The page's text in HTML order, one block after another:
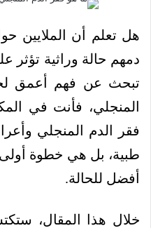
هل تعلم أن الملايين
دمهم حالة وراثية تؤثر
تبحث عن فهم أعمق
المنجلي، فأنت في
فقر الدم المنجلي
طبية، بل هي خطوة أولى
أفضل للحالة.
خلال هذا المقال،